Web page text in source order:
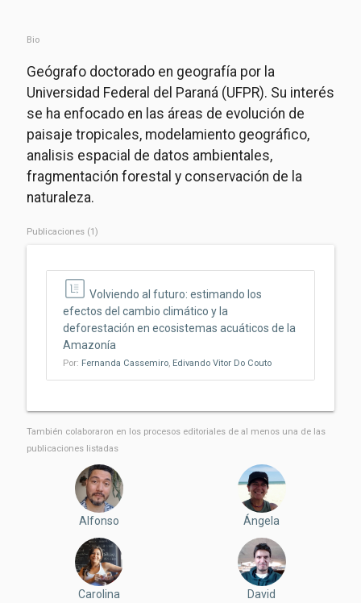
Bio
Geógrafo doctorado en geografía por la
Universidad Federal del Paraná (UFPR). Su interés
se ha enfocado en las áreas de evolución de
paisaje tropicales, modelamiento geográfico,
analisis espacial de datos ambientales,
fragmentación forestal y conservación de la
naturaleza.
Publicaciones (1)
Volviendo al futuro: estimando los
efectos del cambio climático y la
deforestación en ecosistemas acuáticos de la
Amazonía
Por: Fernanda Cassemiro, Edivando Vitor Do Couto
También colaboraron ​​en los procesos editoriales de al menos una de las
publicaciones listadas
Alfonso Ángela
Carolina David